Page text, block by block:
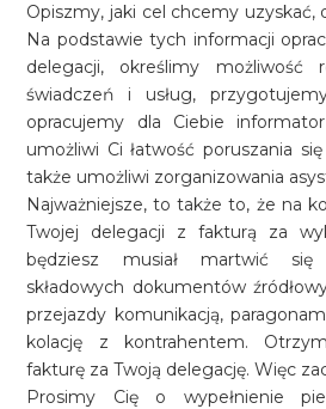
Opiszmy, jaki cel chcemy uzyskać,
Na podstawie tych informacji
delegacji, określimy możliwość
świadczeń i usług,
opracujemy dla Ciebie
umożliwi Ci łatwość poruszania
także umożliwi zorganizowania
Najważniejsze, to także to, że na
Twojej delegacji z fakturą za
będziesz musiał martwić się
składowych dokumentów
przejazdy komunikacją,
kolację z kontrahentem.
fakturę za Twoją delegację. Więc
Prosimy Cię o wypełnienie